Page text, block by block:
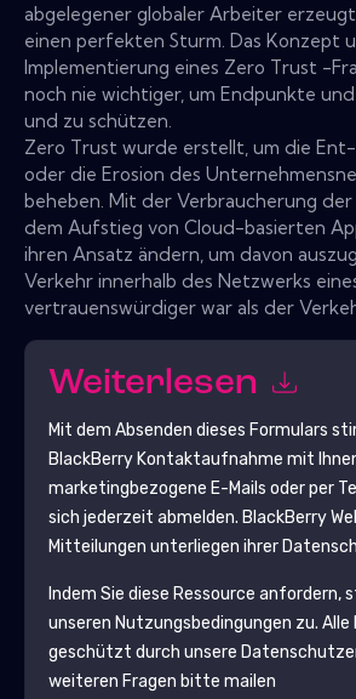
abgelegener globaler Arbeiter
einen perfekten Sturm. Das Konzept
Implementierung eines Zero Trust -
noch nie wichtiger, um Endpunkte
und zu schützen.
Zero Trust wurde erstellt, um die
oder die Erosion des
beheben. Mit der Verbraucherung
dem Aufstieg von Cloud-basierten
ihren Ansatz ändern, um davon
Verkehr innerhalb des Netzwerks
vertrauenswürdiger war als der
Weiterlesen
Mit dem Absenden dieses Formulars
BlackBerryKontaktaufnahme mit
marketingbezogene E-Mails oder per
sich jederzeit abmelden. BlackBerry
Mitteilungen unterliegen ihrer
Indem Sie diese Ressource anfordern,
unseren Nutzungsbedingungen zu. Alle
geschützt durch unsere
weiteren Fragen bitte mailen